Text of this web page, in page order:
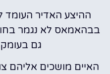
ההיצע האדיר העומד
בבהאמאס לא נגמר
גם בעומק
האיים מושכים אליהם